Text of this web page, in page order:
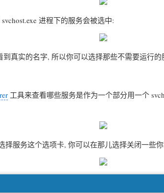
进程下的服务会被选中:
实的名字, 所以你可以选择那些不需要运行的
工具来查看哪些服务是作为一个部分用一个
服务这个选项卡, 你可以在那儿选择关闭一些